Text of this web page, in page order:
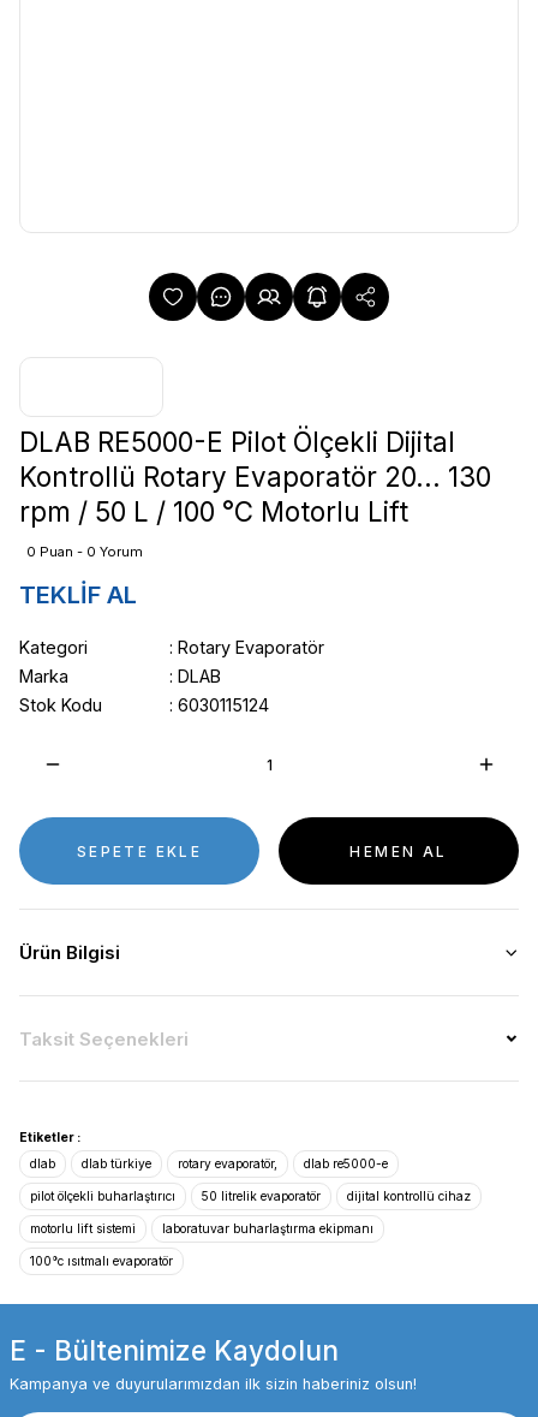
DLAB RE5000-E Pilot Ölçekli Dijital
Kontrollü Rotary Evaporatör 20... 130
rpm / 50 L / 100 °C Motorlu Lift
0 Puan - 0 Yorum
TEKLİF AL
Kategori
Rotary Evaporatör
Marka
DLAB
Stok Kodu
6030115124
SEPETE EKLE HEMEN AL
Ürün Bilgisi
Taksit Seçenekleri
Etiketler :
dlab
dlab türkiye rotary evaporatör, dlab re5000-e
pilot ölçekli buharlaştırıcı 50 litrelik evaporatör dijital kontrollü cihaz
motorlu lift sistemi laboratuvar buharlaştırma ekipmanı
100°c ısıtmalı evaporatör
E - Bültenimize Kaydolun
Kampanya ve duyurularımızdan ilk sizin haberiniz olsun!